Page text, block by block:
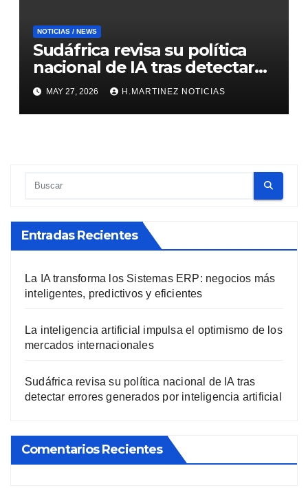
NOTICIAS / NEWS
Sudáfrica revisa su política
nacional de IA tras detectar
errores generados por
inteligencia artificial
MAY 27, 2026 H.MARTINEZ NOTICIAS
Entradas Recientes
La IA transforma los Sistemas ERP: negocios más
inteligentes, predictivos y eficientes
La inteligencia artificial impulsa el optimismo de los
mercados internacionales
Sudáfrica revisa su política nacional de IA tras
detectar errores generados por inteligencia artificial
Comentarios Recientes